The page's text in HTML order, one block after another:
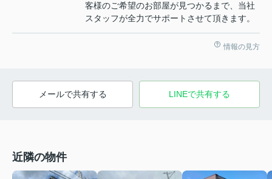
客様のご希望のお部屋が見つかるまで、当社
スタッフが全力でサポートさせて頂きます。
情報の見方
メールで共有する LINEで共有する
近隣の物件